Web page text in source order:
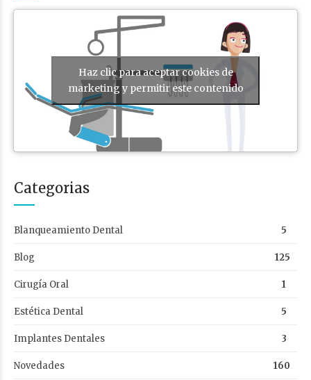
Haz clic para aceptar cookies de
marketing y permitir este contenido
Categorias
Blanqueamiento Dental 5
Blog 125
Cirugía Oral 1
Estética Dental 5
Implantes Dentales 3
Novedades 160